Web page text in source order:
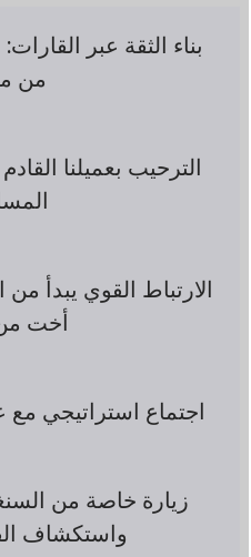
بناء الثقة عبر
من
الترحيب بعميلنا
الارتباط القوي يبدأ من
أخت من
اجتماع استراتيجي مع
زيارة خاصة من
واستكشاف